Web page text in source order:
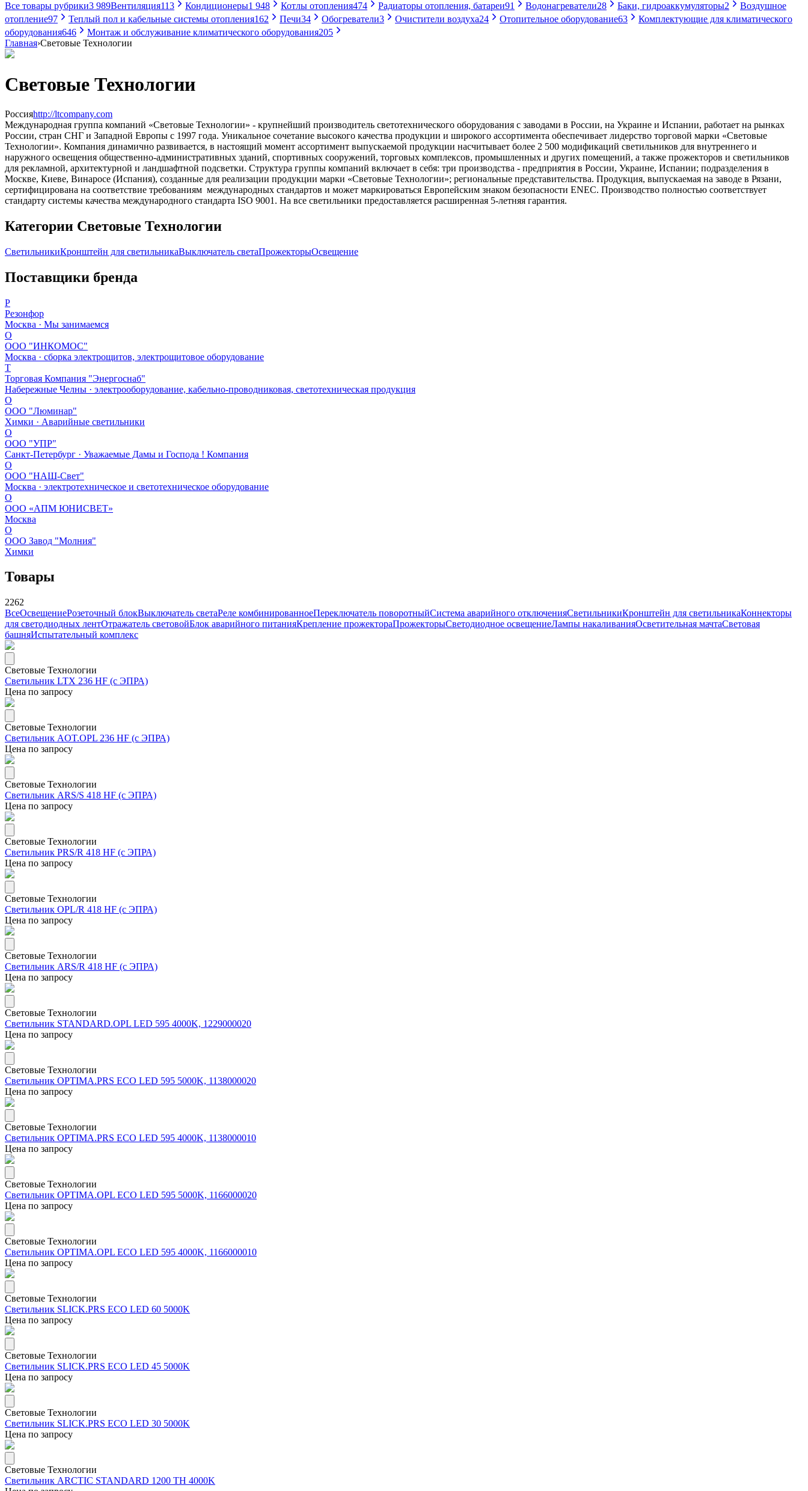
Все товары рубрики3 989Вентиляция113 Кондиционеры1 948 Котлы отопления474 Радиаторы отопления, батареи91 Водонагреватели28 Баки, гидроаккумуляторы2
Воздушное
отопление97 Теплый пол и кабельные системы отопления162 Печи34 Обогреватели3 Очистители воздуха24 Отопительное оборудование63
Комплектующие для климатического
оборудования646 Монтаж и обслуживание климатического оборудования205
Главная›Световые Технологии
Световые Технологии
Россияhttp://ltcompany.com
Международная группа компаний «Световые Технологии» - крупнейший производитель светотехнического оборудования с заводами в России, на Украине и Испании, работает на рынках
России, стран СНГ и Западной Европы с 1997 года. Уникальное сочетание высокого качества продукции и широкого ассортимента обеспечивает лидерство торговой марки «Световые
Технологии». Компания динамично развивается, в настоящий момент ассортимент выпускаемой продукции насчитывает более 2 500 модификаций светильников для внутреннего и
наружного освещения общественно-административных зданий, спортивных сооружений, торговых комплексов, промышленных и других помещений, а также прожекторов и светильников
для рекламной, архитектурной и ландшафтной подсветки. Структура группы компаний включает в себя: три производства - предприятия в России, Украине, Испании; подразделения в
Москве, Киеве, Винаросе (Испания), созданные для реализации продукции марки «Световые Технологии»; региональные представительства. Продукция, выпускаемая на заводе в Рязани,
сертифицирована на соответствие требованиям международных стандартов и может маркироваться Европейским знаком безопасности ENEC. Производство полностью соответствует
стандарту системы качества международного стандарта ISO 9001. На все светильники предоставляется расширенная 5-летняя гарантия.
Категории Световые Технологии
СветильникиКронштейн для светильникаВыключатель светаПрожекторыОсвещение
Поставщики бренда
Р
Резонфор
Москва · Мы занимаемся
О
ООО "ИНКОМОС"
Москва · сборка электрощитов, электрощитовое оборудование
Т
Торговая Компания "Энергоснаб"
Набережные Челны · электрооборудование, кабельно-проводниковая, светотехническая продукция
О
ООО "Люминар"
Химки · Аварийные светильники
О
ООО "УПР"
Санкт-Петербург · Уважаемые Дамы и Господа ! Компания
О
ООО "НАШ-Свет"
Москва · электротехническое и светотехническое оборудование
О
ООО «АПМ ЮНИСВЕТ»
Москва
О
ООО Завод "Молния"
Химки
Товары
2262
ВсеОсвещениеРозеточный блокВыключатель светаРеле комбинированноеПереключатель поворотныйСистема аварийного отключенияСветильникиКронштейн для светильникаКоннекторы
для светодиодных лентОтражатель световойБлок аварийного питанияКрепление прожектораПрожекторыСветодиодное освещениеЛампы накаливанияОсветительная мачтаСветовая
башняИспытательный комплекс
Световые Технологии
Светильник LTX 236 HF (с ЭПРА)
Цена по запросу
Световые Технологии
Светильник AOT.OPL 236 HF (с ЭПРА)
Цена по запросу
Световые Технологии
Светильник ARS/S 418 HF (с ЭПРА)
Цена по запросу
Световые Технологии
Светильник PRS/R 418 HF (с ЭПРА)
Цена по запросу
Световые Технологии
Светильник OPL/R 418 HF (с ЭПРА)
Цена по запросу
Световые Технологии
Светильник ARS/R 418 HF (с ЭПРА)
Цена по запросу
Световые Технологии
Светильник STANDARD.OPL LED 595 4000K, 1229000020
Цена по запросу
Световые Технологии
Светильник OPTIMA.PRS ECO LED 595 5000K, 1138000020
Цена по запросу
Световые Технологии
Светильник OPTIMA.PRS ECO LED 595 4000K, 1138000010
Цена по запросу
Световые Технологии
Светильник OPTIMA.OPL ECO LED 595 5000K, 1166000020
Цена по запросу
Световые Технологии
Светильник OPTIMA.OPL ECO LED 595 4000K, 1166000010
Цена по запросу
Световые Технологии
Светильник SLICK.PRS ECO LED 60 5000K
Цена по запросу
Световые Технологии
Светильник SLICK.PRS ECO LED 45 5000K
Цена по запросу
Световые Технологии
Светильник SLICK.PRS ECO LED 30 5000K
Цена по запросу
Световые Технологии
Светильник ARCTIC STANDARD 1200 TH 4000K